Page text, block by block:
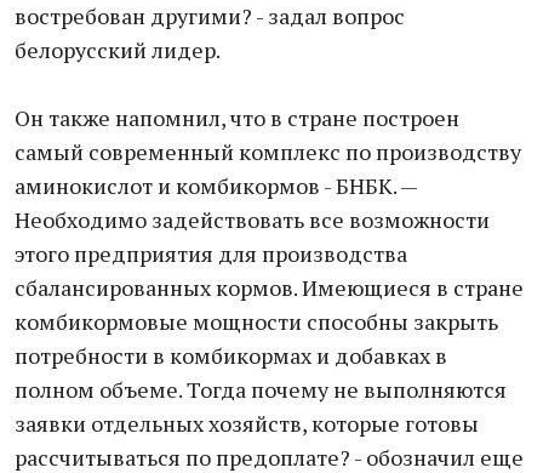
востребован другими? - задал вопрос
белорусский лидер.
Он также напомнил, что в стране построен
самый современный комплекс по производству
аминокислот и комбикормов - БНБК. —
Необходимо задействовать все возможности
этого предприятия для производства
сбалансированных кормов. Имеющиеся в стране
комбикормовые мощности способны закрыть
потребности в комбикормах и добавках в
полном объеме. Тогда почему не выполняются
заявки отдельных хозяйств, которые готовы
рассчитываться по предоплате? - обозначил еще